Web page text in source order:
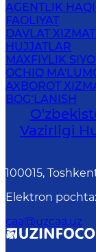
AGENTLIK
FAOLIYAT
DAVLAT
HUJJATLAR
MAXFIYLIK
OCHIQ
AXBOROT
BOG‘LANISH
Vazirligi
100015,
Elektron pochta:
caa@uzcaa.uz